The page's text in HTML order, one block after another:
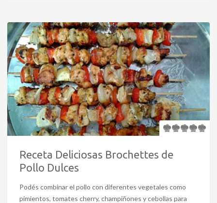
Receta Deliciosas Brochettes de
Pollo Dulces
Podés combinar el pollo con diferentes vegetales como
pimientos, tomates cherry, champiñones y cebollas para